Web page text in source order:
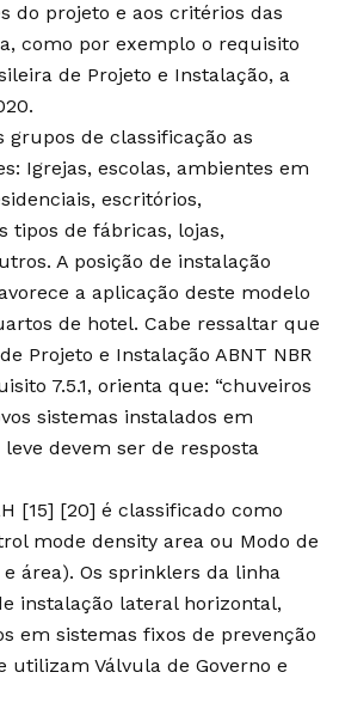
do projeto e aos critérios das
como por exemplo o requisito
de Projeto e Instalação, a
grupos de classificação as
Igrejas, escolas, ambientes em
escritórios,
tipos de fábricas, lojas,
A posição de instalação
a aplicação deste modelo
de hotel. Cabe ressaltar que
Projeto e Instalação ABNT NBR
7.5.1, orienta que: “chuveiros
sistemas instalados em
devem ser de resposta
[15] [20] é classificado como
mode density area ou Modo de
área). Os sprinklers da linha
instalação lateral horizontal,
em sistemas fixos de prevenção
utilizam Válvula de Governo e